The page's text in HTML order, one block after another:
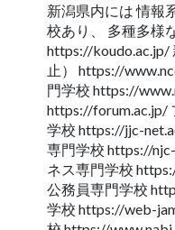
新潟県内には 情報
校あり、 多種多様
https://koudo.ac.jp/
止） https://
門学校 https://
https://forum.ac.jp/
学校 https://jjc-
専門学校 https://
ネス専門学校
公務員専門学校
学校 https://web-